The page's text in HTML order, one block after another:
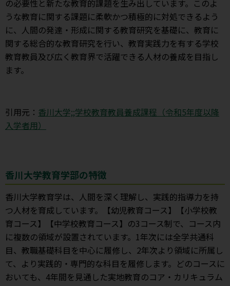
の必要性と新たな教育的課題を生み出しています。このよ
うな教育に関する課題に柔軟かつ積極的に対処できるよう
に、人間の発達・形成に関する教育研究を基礎に、教育に
関する総合的な教育研究を行い、教育実践力を有する学校
教育教員及び広く教育界で活躍できる人材の養成を目指し
ます。
引用元： 香川大学;;学校教育教員養成課程（令和5年度以降
入学者用）
香川大学教育学部の特徴
香川大学教育学は、人間を深く理解し、実践的指導力を持
つ人材を育成しています。【幼児教育コース】【小学校教
育コース】【中学校教育コース】の3コース制で、コース内
に複数の領域が設置されています。1年次には全学共通科
目、教職基礎科目を中心に履修し、2年次より領域に所属し
て、より実践的・専門的な科目を履修します。どのコースに
おいても、4年間を見通した実地教育のコア・カリキュラム